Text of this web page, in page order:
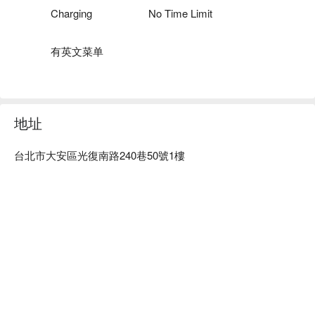
贴心提醒：提供私人包厢。附近有公共地下停车场。
Chestnut Fillet (栗子菲力) | 经典菲力的柔嫩口感，融入了独特
Charging No Time Limit
有英文菜单
地址
台北市大安區光復南路240巷50號1樓